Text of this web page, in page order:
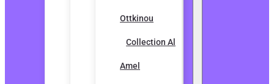
Ottkinou
Collection Al
Amel